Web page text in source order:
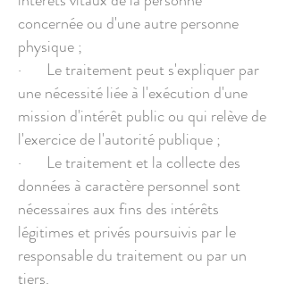
concernée ou d'une autre personne
physique ;
· Le traitement peut s'expliquer par
une nécessité liée à l'exécution d'une
mission d'intérêt public ou qui relève de
l'exercice de l'autorité publique ;
· Le traitement et la collecte des
données à caractère personnel sont
nécessaires aux fins des intérêts
légitimes et privés poursuivis par le
responsable du traitement ou par un
tiers.